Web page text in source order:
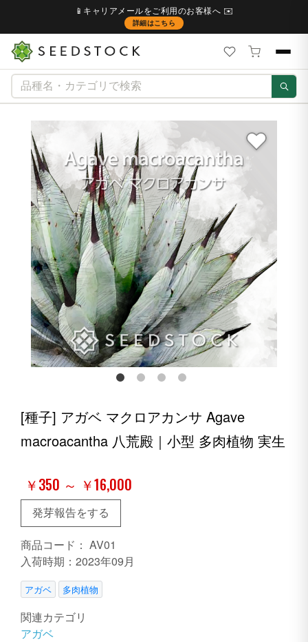
📱キャリアメールをご利用のお客様へ ✉️
詳細はこちら
[種子] アガベ マクロアカンサ Agave
macroacantha 八荒殿｜小型 多肉植物 実生
￥350 ～ ￥16,000
発芽報告をする
商品コード： AV01
入荷時期：2023年09月
アガベ 多肉植物
関連カテゴリ
アガベ